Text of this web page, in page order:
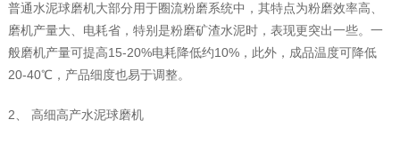
普通水泥球磨机大部分用于圈流粉磨系统中，其特点为粉磨效率高、
磨机产量大、电耗省，特别是粉磨矿渣水泥时，表现更突出一些。一
般磨机产量可提高15-20%电耗降低约10%，此外，成品温度可降低
20-40℃，产品细度也易于调整。
2、 高细高产水泥球磨机